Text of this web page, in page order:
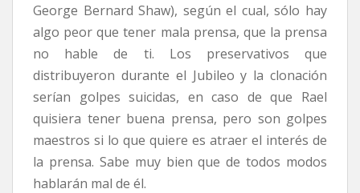
George Bernard Shaw), según el cual, sólo hay
algo peor que tener mala prensa, que la prensa
no hable de ti. Los preservativos que
distribuyeron durante el Jubileo y la clonación
serían golpes suicidas, en caso de que Rael
quisiera tener buena prensa, pero son golpes
maestros si lo que quiere es atraer el interés de
la prensa. Sabe muy bien que de todos modos
hablarán mal de él.